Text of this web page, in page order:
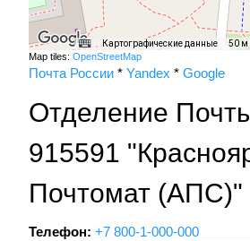
Картографические данные 50 м
Map tiles: OpenStreetMap
Почта России * Yandex * Google
Отделение
915591
Почтомат (АПС)"
Телефон: +7 800-1-000-000